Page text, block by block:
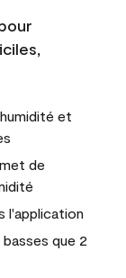
et
de
l'application
que 2